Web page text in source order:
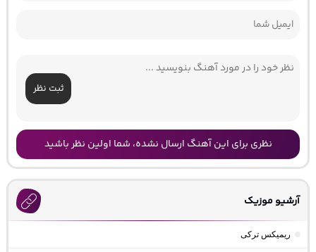
ثبت نظر
نظری برای این آهنگ ارسال نشده، شما اولین نظر باشید
آرشیو موزیک
ریمیکس ترکی